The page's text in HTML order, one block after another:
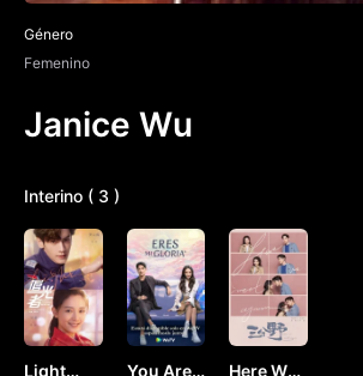
Género
Femenino
Janice Wu
Interino ( 3 )
Light You Are Here We